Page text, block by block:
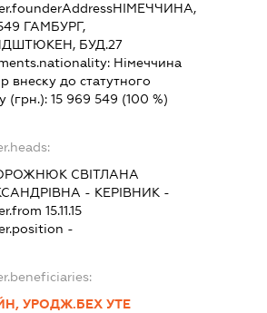
НІМЕЧЧИНА,
ГАМБУРГ,
БУД.27
Німеччина
внеску до статутного
(грн.):15 969 549 (100 %)
СВІТЛАНА
- КЕРІВНИК -
15.11.15
-
УРОДЖ.БЕХ УТЕ